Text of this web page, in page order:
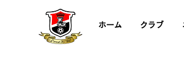
ホーム クラブ